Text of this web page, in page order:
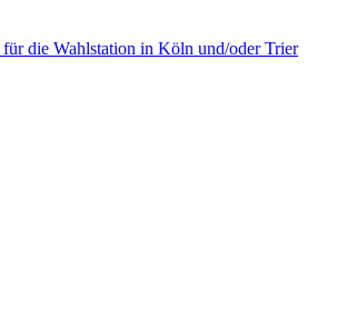
die Wahlstation in Köln und/oder Trier